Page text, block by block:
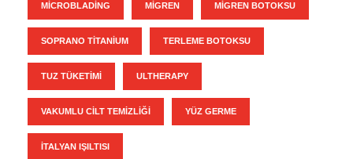
MICROBLADING MIGREN MIGREN BOTOKSU
SOPRANO TITANIUM TERLEME BOTOKSU
TUZ TÜKETIMI ULTHERAPY
VAKUMLU CILT TEMIZLIĞI YÜZ GERME
İTALYAN IŞILTISI